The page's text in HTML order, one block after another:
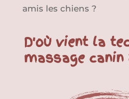
amis les chiens ?
D'où vient la
massage canin